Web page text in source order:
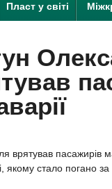
Пласт у світі
врятував пасажирів
якому стало погано